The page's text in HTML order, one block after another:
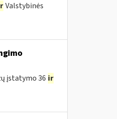
Valstybinės
įstatymo 36 ir